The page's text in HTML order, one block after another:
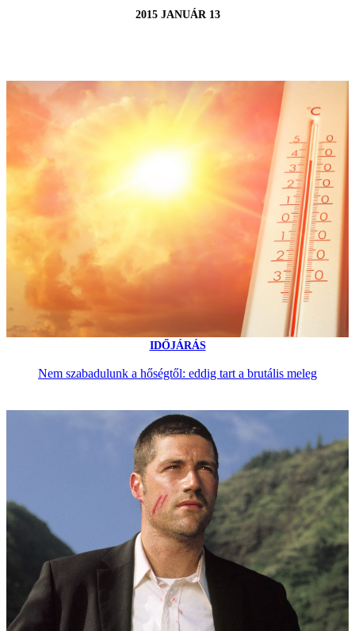
2015 JANUÁR 13
IDŐJÁRÁS
Nem szabadulunk a hőségtől: eddig tart a brutális meleg